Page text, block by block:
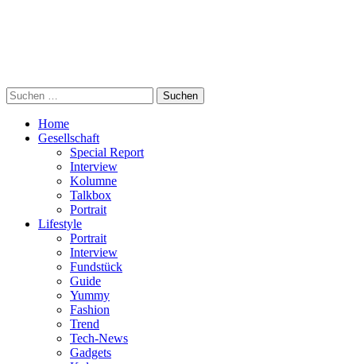
Suchen
nach:
Home
Gesellschaft
Special Report
Interview
Kolumne
Talkbox
Portrait
Lifestyle
Portrait
Interview
Fundstück
Guide
Yummy
Fashion
Trend
Tech-News
Gadgets